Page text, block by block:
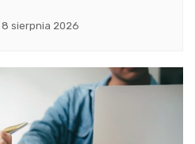
8 sierpnia 2026